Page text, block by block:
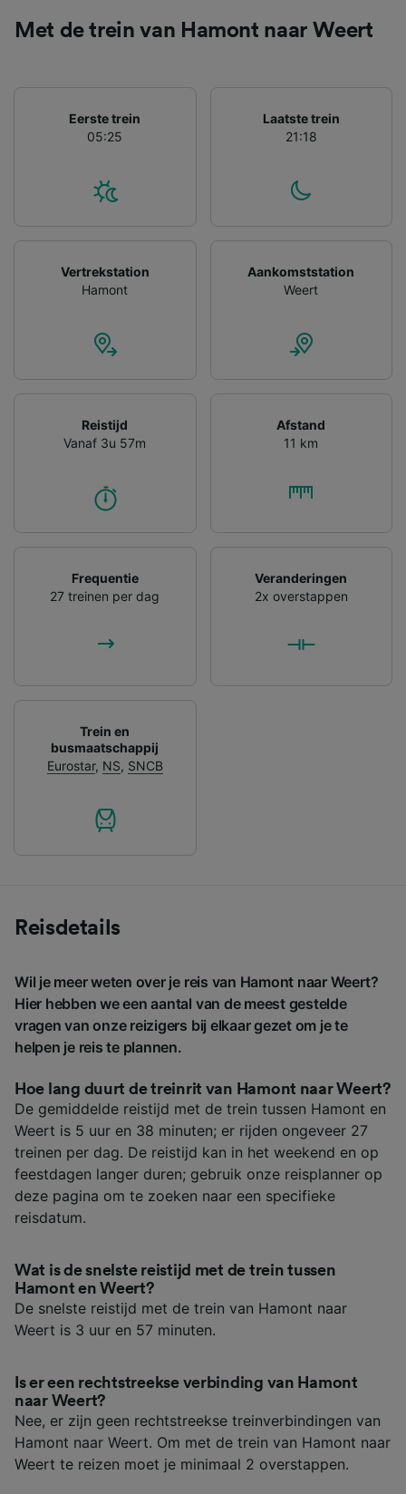
Met de trein van Hamont naar Weert
Eerste trein
05:25
Laatste trein
21:18
Vertrekstation
Hamont
Aankomststation
Weert
Reistijd
Vanaf 3u 57m
Afstand
11 km
Frequentie
27 treinen per dag
Veranderingen
2x overstappen
Trein en
busmaatschappij
Eurostar, NS, SNCB
Reisdetails
Wil je meer weten over je reis van Hamont naar Weert?
Hier hebben we een aantal van de meest gestelde
vragen van onze reizigers bij elkaar gezet om je te
helpen je reis te plannen.
Hoe lang duurt de treinrit van Hamont naar Weert?
De gemiddelde reistijd met de trein tussen Hamont en
Weert is 5 uur en 38 minuten; er rijden ongeveer 27
treinen per dag. De reistijd kan in het weekend en op
feestdagen langer duren; gebruik onze reisplanner op
deze pagina om te zoeken naar een specifieke
reisdatum.
Wat is de snelste reistijd met de trein tussen
Hamont en Weert?
De snelste reistijd met de trein van Hamont naar
Weert is 3 uur en 57 minuten.
Is er een rechtstreekse verbinding van Hamont
naar Weert?
Nee, er zijn geen rechtstreekse treinverbindingen van
Hamont naar Weert. Om met de trein van Hamont naar
Weert te reizen moet je minimaal 2 overstappen.
Wij en onze partners verwerken gegevens
identificatie. Informatie op een apparaat
opslaan en/of openen. Gepersonaliseerde
ontwikkeling van diensten.
Partnerlijst (derden)